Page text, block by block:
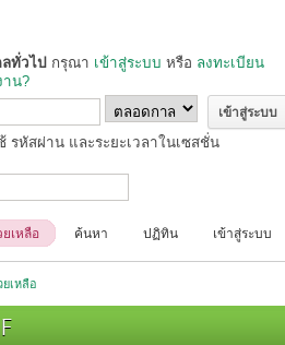
ทั่วไป กรุณา เข้าสู่ระบบ หรือ ลงทะเบียน
าน?
รหัสผ่าน และระยะเวลาในเซสชั่น
เหลือ ค้นหา ปฏิทิน เข้าสู่ระบบ
ยเหลือ